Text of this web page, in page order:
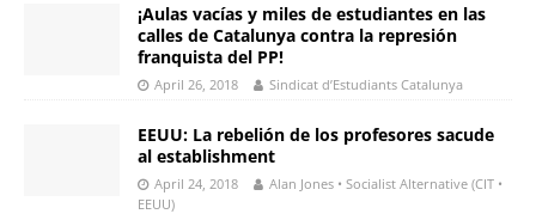
¡Aulas vacías y miles de estudiantes en las
calles de Catalunya contra la represión
franquista del PP!
April 26, 2018 Sindicat d’Estudiants Catalunya
EEUU: La rebelión de los profesores sacude
al establishment
April 24, 2018
Alan Jones • Socialist Alternative (CIT •
EEUU)